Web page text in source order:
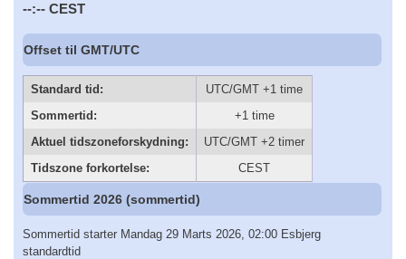
--:-- CEST
Offset til GMT/UTC
Standard tid:
UTC/GMT +1 time
Sommertid:
+1 time
Aktuel tidszoneforskydning:
UTC/GMT +2 timer
Tidszone forkortelse:
CEST
Sommertid 2026 (sommertid)
Sommertid starter Mandag 29 Marts 2026, 02:00 Esbjerg
standardtid